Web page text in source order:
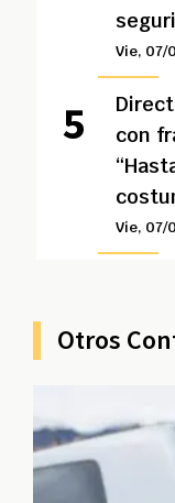
Vie, 07/
con
Vie, 07/
Otros